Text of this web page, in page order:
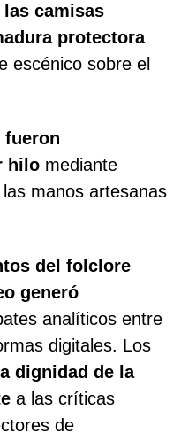
camisas
protectora
escénico sobre el
fueron
hilo mediante
manos artesanas
del folclore
generó
analíticos entre
digitales. Los
dignidad de la
a las críticas
de